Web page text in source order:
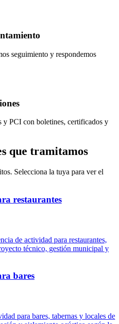
seguimiento y respondemos
y PCI con boletines, certificados y
que tramitamos
Selecciona la tuya para ver el
restaurantes
de actividad para restaurantes,
técnico, gestión municipal y
bares
para bares, tabernas y locales de